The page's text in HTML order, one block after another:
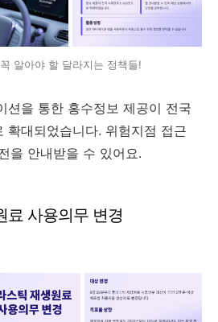
알아야 할 달라지는 정책들!
션을 통한 홍수정보 제공이 전국
확대되었습니다. 위험지점 접근
을 안내받을 수 있어요.
료 사용의무 변경